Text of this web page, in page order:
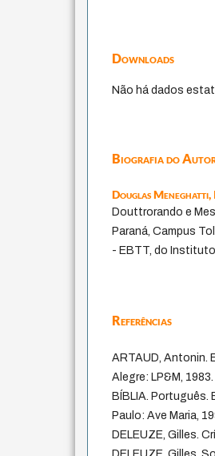
Downloads
Não há dados
Biografia do
Douglas Meneghatti,
Douttrorando e
Paraná, Campus
- EBTT, do Instituto
Referências
ARTAUD, Antonin.
Alegre: LP&M, 1983.
BÍBLIA.
Paulo: Ave Maria,
DELEUZE, Gilles.